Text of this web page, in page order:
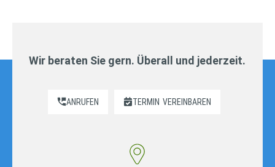
Wir beraten Sie gern. Überall und jederzeit.
ANRUFEN TERMIN VEREINBAREN